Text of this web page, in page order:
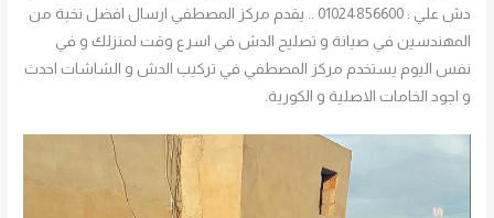
دش علي : 01024856600 .. يقدم مركز المصطفي ارسال افضل نخبة من
المهندسين في صيانة و تصليح الدش في اسرع وقت لمنزلك و في
نفس اليوم يستخدم مركز المصطفي في تركيب الدش و الشاشات احدث
و اجود الخامات الاصلية و الكورية.